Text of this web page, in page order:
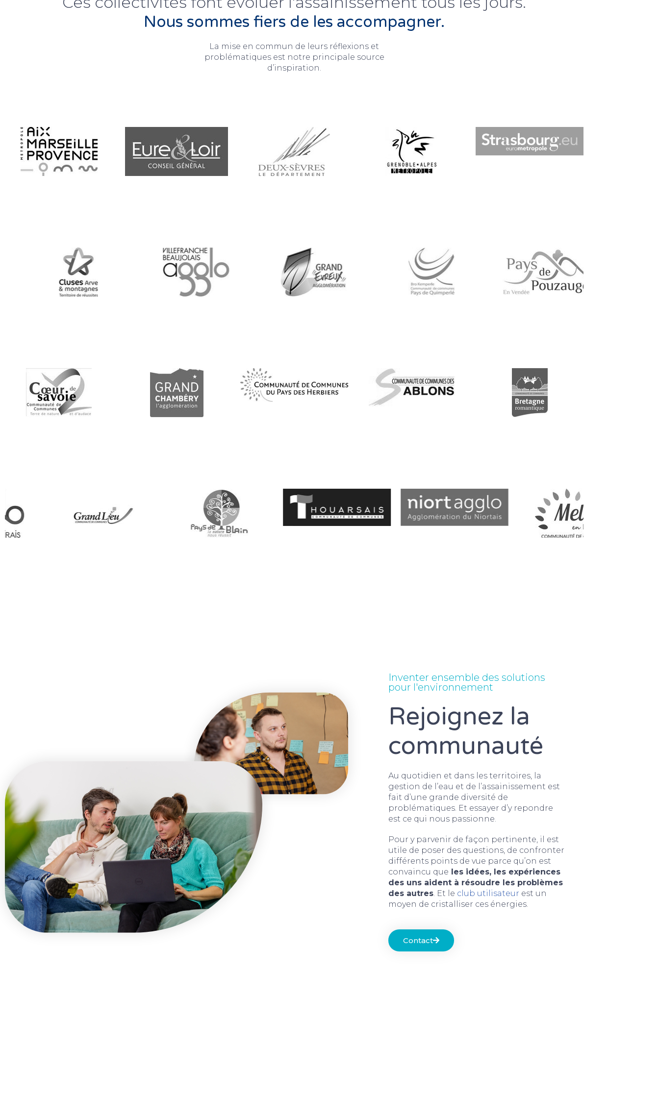
Nous sommes fiers de les accompagner.
La mise en commun de leurs réflexions et
problématiques est notre principale source
d’inspiration.
Inventer ensemble des solutions
pour l'environnement
Rejoignez la
communauté
Au quotidien et dans les territoires, la
gestion de l’eau et de l’assainissement est
fait d’une grande diversité de
problématiques. Et essayer d’y repondre
est ce qui nous passionne.
Pour y parvenir de façon pertinente, il est
utile de poser des questions, de confronter
différents points de vue parce qu’on est
convaincu que les idées, les expériences
des uns aident à résoudre les problèmes
des autres . Et le club utilisateur est un
moyen de cristalliser ces énergies.
Contact